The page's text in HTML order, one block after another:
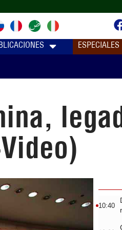
ESPECIALES
10:40